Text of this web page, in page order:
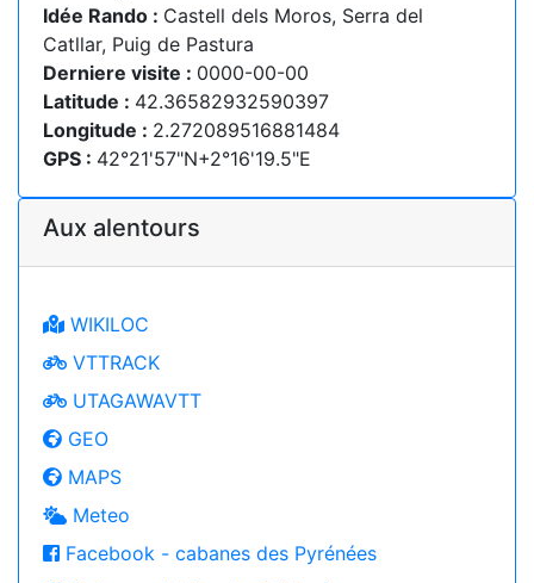
Idée Rando : Castell dels Moros, Serra del
Catllar, Puig de Pastura
Derniere visite : 0000-00-00
Latitude : 42.36582932590397
Longitude : 2.272089516881484
GPS : 42°21'57"N+2°16'19.5"E
Aux alentours
WIKILOC
VTTRACK
UTAGAWAVTT
GEO
MAPS
Meteo
Facebook - cabanes des Pyrénées